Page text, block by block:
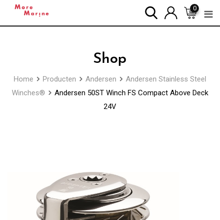
0
Shop
Home Producten Andersen
Andersen Stainless Steel
Winches®
Andersen 50ST Winch FS Compact Above Deck
24V